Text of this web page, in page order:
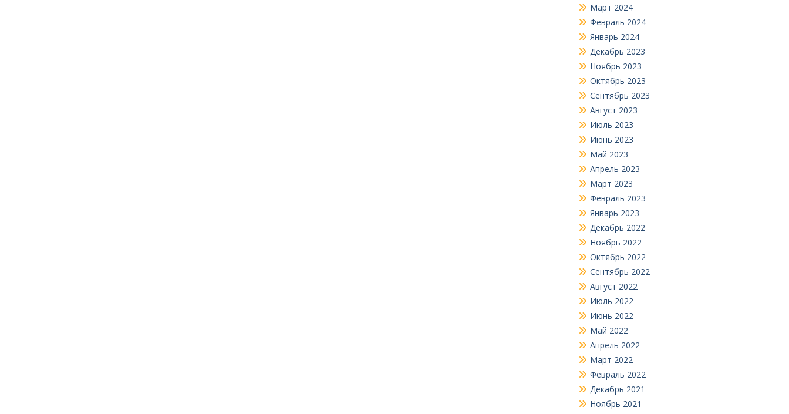
Март 2024
Февраль 2024
Январь 2024
Декабрь 2023
Ноябрь 2023
Октябрь 2023
Сентябрь 2023
Август 2023
Июль 2023
Июнь 2023
Май 2023
Апрель 2023
Март 2023
Февраль 2023
Январь 2023
Декабрь 2022
Ноябрь 2022
Октябрь 2022
Сентябрь 2022
Август 2022
Июль 2022
Июнь 2022
Май 2022
Апрель 2022
Март 2022
Февраль 2022
Декабрь 2021
Ноябрь 2021